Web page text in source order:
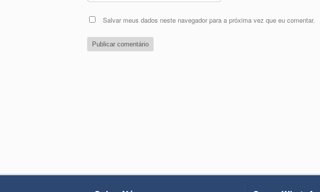
Salvar meus dados neste navegador para a próxima vez que eu comentar.